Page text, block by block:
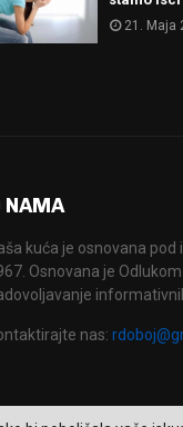
21. Maja
NAMA
kuća je osnovana
Osnovana je
nas: